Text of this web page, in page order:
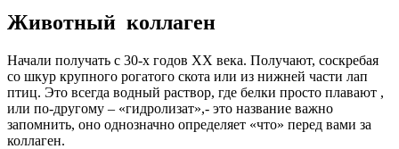
Животный коллаген
Начали получать с 30-х годов ХХ века. Получают, соскребая
со шкур крупного рогатого скота или из нижней части лап
птиц. Это всегда водный раствор, где белки просто плавают ,
или по-другому – «гидролизат»,- это название важно
запомнить, оно однозначно определяет «что» перед вами за
коллаген.